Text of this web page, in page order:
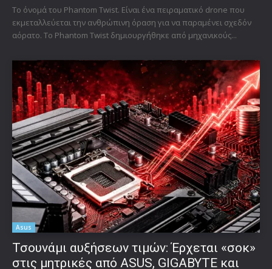
Το όνομά του Phantom Twist. Είναι ένα πειραματικό drone που
εκμεταλλεύεται την ανθρώπινη όραση για να παραμένει σχεδόν
αόρατο. Το Phantom Twist δημιουργήθηκε από μηχανικούς...
Asus
Τσουνάμι αυξήσεων τιμών: Έρχεται «σοκ»
στις μητρικές από ASUS, GIGABYTE και